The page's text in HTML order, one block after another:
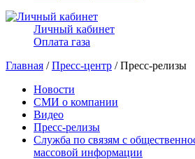
Личный кабинет
Оплата газа
Главная /Пресс-центр / Пресс-релизы
Новости
СМИ о компании
Видео
Пресс-релизы
Служба по связям с
массовой информации